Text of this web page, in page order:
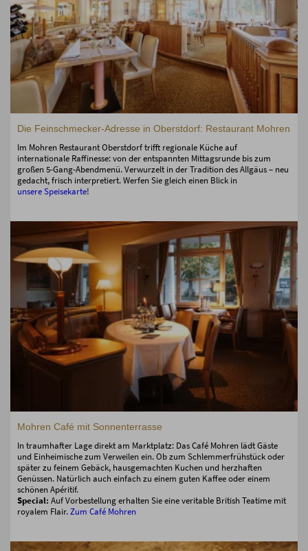
Die Feinschmecker-Adresse in Oberstdorf: Restaurant Mohren
Im Mohren Restaurant Oberstdorf trifft regionale Küche auf
internationale Raffinesse: von der entspannten Mittagsrunde bis zum
großen 5-Gang-Abendmenü. Verwurzelt in der Tradition des Allgäus – neu
gedacht, frisch interpretiert. Werfen Sie gleich einen Blick in
unsere Speisekarte!
Mohren Café mit Sonnenterrasse
In traumhafter Lage direkt am Marktplatz: Das Café Mohren lädt Gäste
und Einheimische zum Verweilen ein. Ob zum Schlemmerfrühstück oder
später zu feinem Gebäck, hausgemachten Kuchen und herzhaften
Genüssen. Natürlich auch einfach zu einem guten Kaffee oder einem
schönen Apéritif.
Special: Auf Vorbestellung erhalten Sie eine veritable British Teatime mit
royalem Flair.Zum Café Mohren